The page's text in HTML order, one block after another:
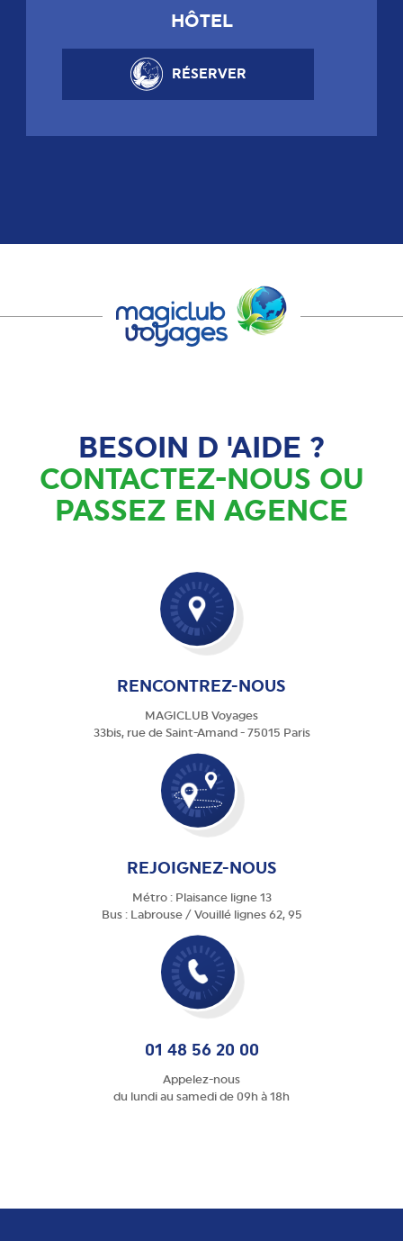
HÔTEL
RÉSERVER
BESOIN D 'AIDE ?
CONTACTEZ-NOUS OU
PASSEZ EN AGENCE
RENCONTREZ-NOUS
MAGICLUB Voyages
33bis, rue de Saint-Amand - 75015 Paris
REJOIGNEZ-NOUS
Métro : Plaisance ligne 13
Bus : Labrouse / Vouillé lignes 62, 95
01 48 56 20 00
Appelez-nous
du lundi au samedi de 09h à 18h